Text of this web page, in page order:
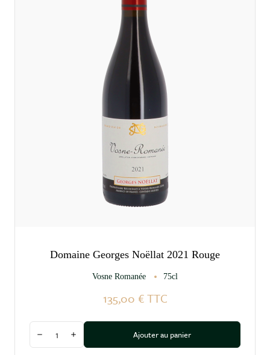
Domaine Georges Noëllat 2021 Rouge
Vosne Romanée 75cl
135,00 € TTC
Diminuer la quantité
Augmenter la quantitéAjouter au panier